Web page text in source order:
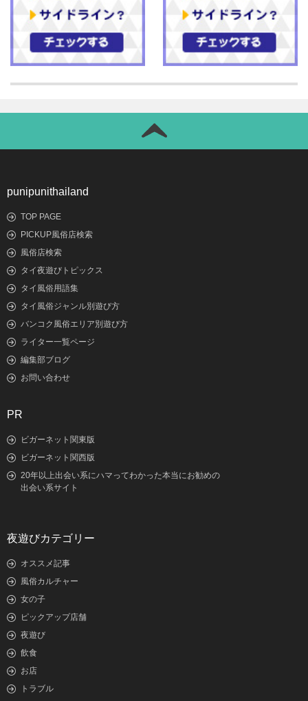
punipunithailand
TOP PAGE
PICKUP風俗店検索
風俗店検索
タイ夜遊びトピックス
タイ風俗用語集
タイ風俗ジャンル別遊び方
バンコク風俗エリア別遊び方
ライター一覧ページ
編集部ブログ
お問い合わせ
PR
ビガーネット関東版
ビガーネット関西版
20年以上出会い系にハマってわかった本当にお勧めの
出会い系サイト
夜遊びカテゴリー
オススメ記事
風俗カルチャー
女の子
ピックアップ店舗
夜遊び
飲食
お店
トラブル